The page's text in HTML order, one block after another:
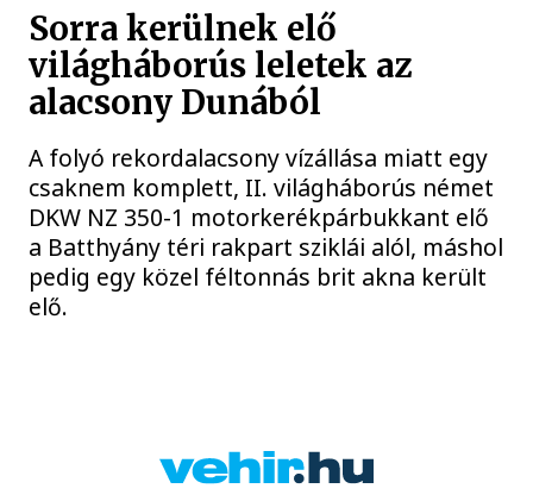
Sorra kerülnek elő
világháborús leletek az
alacsony Dunából
A folyó rekordalacsony vízállása miatt egy
csaknem komplett, II. világháborús német
DKW NZ 350-1 motorkerékpárbukkant elő
a Batthyány téri rakpart sziklái alól, máshol
pedig egy közel féltonnás brit akna került
elő.